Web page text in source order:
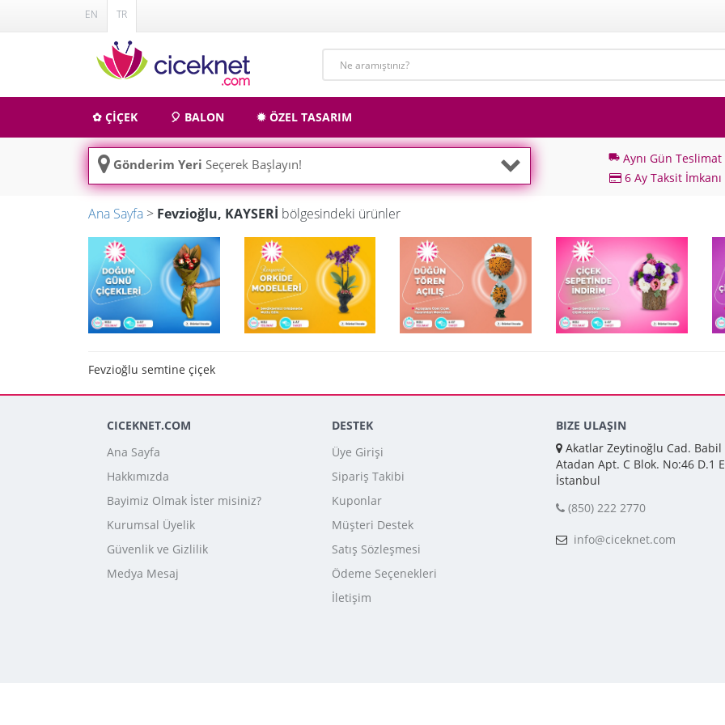
EN TR
✿ ÇİÇEK 🎈 BALON ✹ ÖZEL TASARIM
Gönderim Yeri Seçerek Başlayın! local_shipping Aynı Gün Teslimat
6 Ay Taksit İmkanı
Ana Sayfa > Fevzioğlu, KAYSERİ bölgesindeki ürünler
Fevzioğlu semtine çiçek
CICEKNET.COM
Ana Sayfa
Hakkımızda
Bayimiz Olmak İster misiniz?
Kurumsal Üyelik
Güvenlik ve Gizlilik
Medya Mesaj
DESTEK
Üye Girişi
Sipariş Takibi
Kuponlar
Müşteri Destek
Satış Sözleşmesi
Ödeme Seçenekleri
İletişim
BIZE ULAŞIN
Akatlar Zeytinoğlu Cad. Babil
Atadan Apt. C Blok. No:46 D.1
İstanbul
(850) 222 2770
info@ciceknet.com